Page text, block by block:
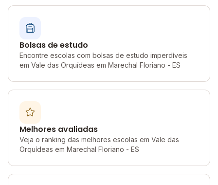
Bolsas de estudo
Encontre escolas com bolsas de estudo imperdíveis
em Vale das Orquídeas em Marechal Floriano - ES
Melhores avaliadas
Veja o ranking das melhores escolas em Vale das
Orquídeas em Marechal Floriano - ES